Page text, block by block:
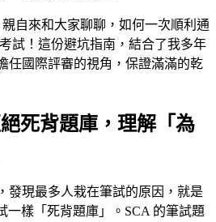
自來和大家聊聊，如何一次順利通
試！這份避坑指南，結合了我多年
任國際評審的視角，保證滿滿的乾
死背題庫，理解「為
發現最多人栽在筆試的原因，就是
一樣「死背題庫」。SCA 的筆試題